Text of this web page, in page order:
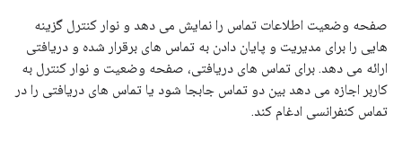
صفحه وضعیت اطلاعات تماس را نمایش می دهد و نوار کنترل گزینه
هایی را برای مدیریت و پایان دادن به تماس های برقرار شده و دریافتی
ارائه می دهد. برای تماس های دریافتی، صفحه وضعیت و نوار کنترل به
کاربر اجازه می دهد بین دو تماس جابجا شود یا تماس های دریافتی را در
تماس کنفرانسی ادغام کند.